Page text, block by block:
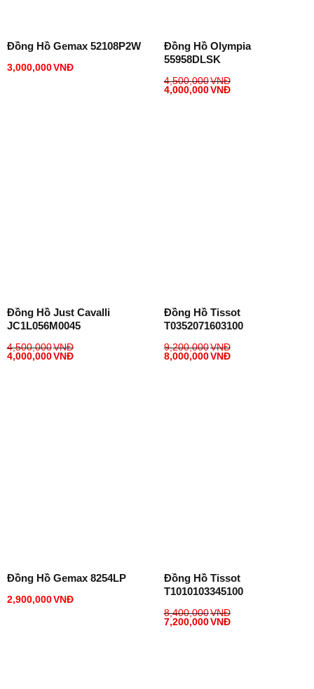
Đồng Hồ Gemax 52108P2W
3,000,000VNĐ
Đồng Hồ Olympia
55958DLSK
4,500,000VNĐ
4,000,000VNĐ
Đồng Hồ Just Cavalli
JC1L056M0045
4,500,000VNĐ
4,000,000VNĐ
Đồng Hồ Tissot
T0352071603100
9,200,000VNĐ
8,000,000VNĐ
Đồng Hồ Gemax 8254LP
2,900,000VNĐ
Đồng Hồ Tissot
T1010103345100
8,400,000VNĐ
7,200,000VNĐ